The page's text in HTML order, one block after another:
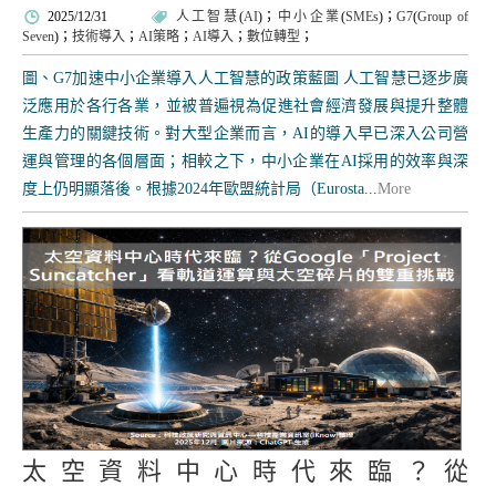
2025/12/31 人工智慧(AI)； 中小企業(SMEs)； G7(Group of
Seven)； 技術導入 ； AI策略 ； AI導入 ； 數位轉型 ；
圖、G7加速中小企業導入人工智慧的政策藍圖 人工智慧已逐步廣
泛應用於各行各業，並被普遍視為促進社會經濟發展與提升整體
生產力的關鍵技術。對大型企業而言，AI的導入早已深入公司營
運與管理的各個層面；相較之下，中小企業在AI採用的效率與深
度上仍明顯落後。根據2024年歐盟統計局（Eurosta...More
太空資料中心時代來臨？從